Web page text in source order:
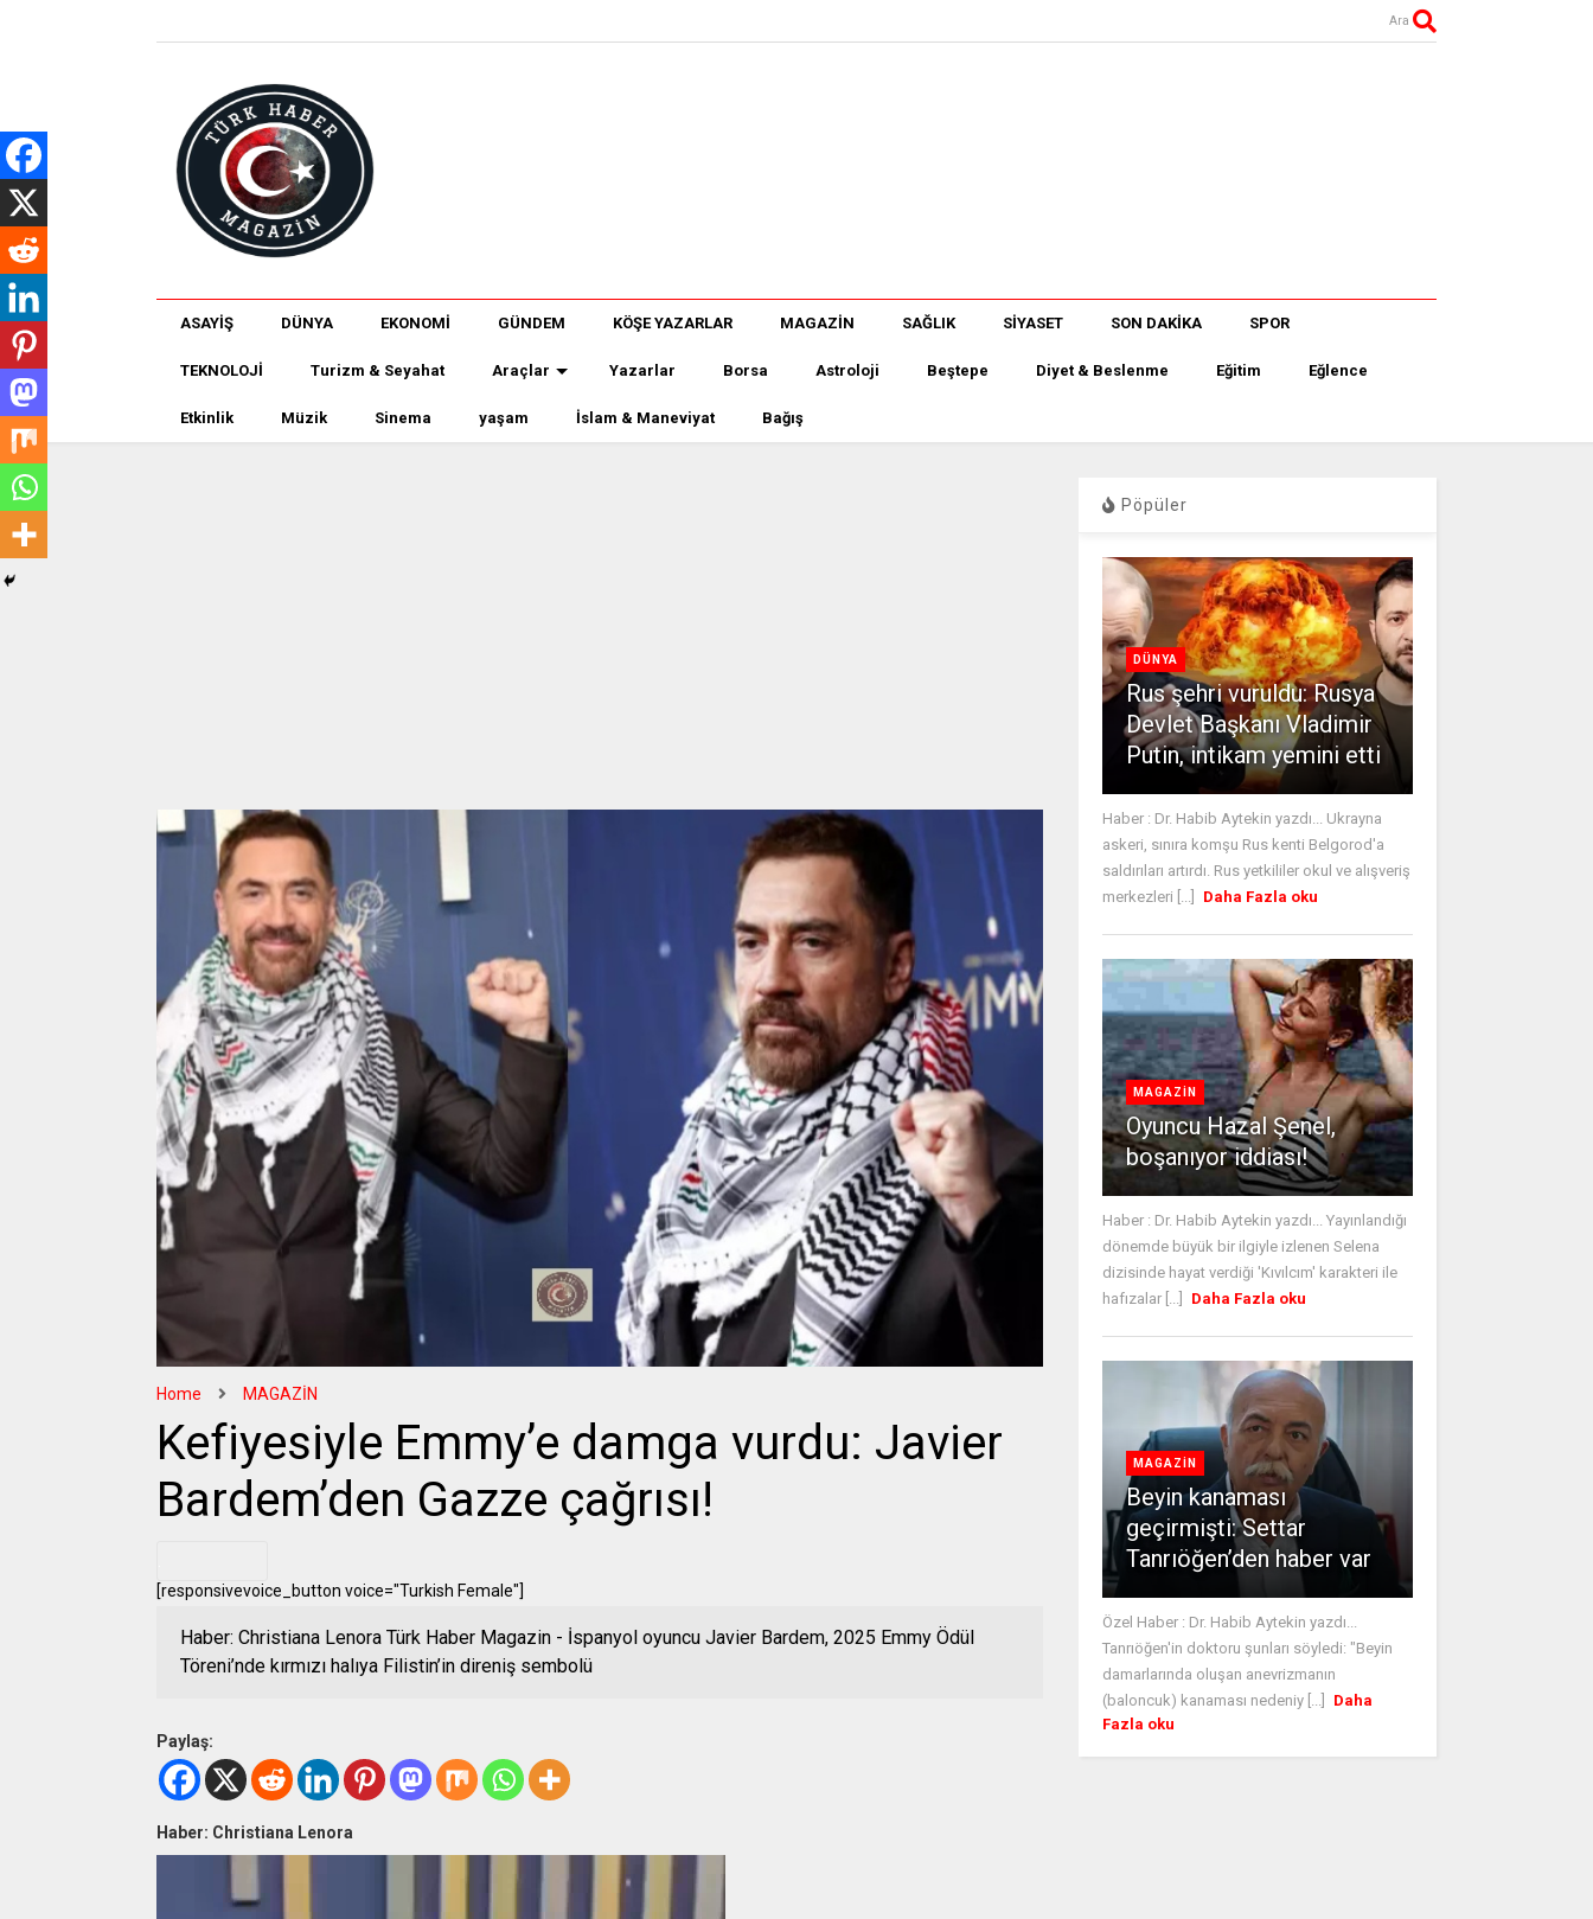
Ara
ASAYİŞ DÜNYA EKONOMİ GÜNDEM KÖŞE YAZARLAR MAGAZİN SAĞLIK SİYASET SON DAKİKA SPOR
TEKNOLOJİ Turizm & Seyahat Araçlar Yazarlar Borsa Astroloji Beştepe Diyet & Beslenme Eğitim Eğlence
Etkinlik Müzik Sinema yaşam İslam & Maneviyat Bağış
Home MAGAZİN
Kefiyesiyle Emmy’e damga vurdu: Javier
Bardem’den Gazze çağrısı!
[responsivevoice_button voice="Turkish Female"]
Haber: Christiana Lenora Türk Haber Magazin - İspanyol oyuncu Javier Bardem, 2025 Emmy Ödül
Töreni’nde kırmızı halıya Filistin’in direniş sembolü
Paylaş:
Haber: Christiana Lenora
Pöpüler
DÜNYA
Rus şehri vuruldu: Rusya
Devlet Başkanı Vladimir
Putin, intikam yemini etti
Haber : Dr. Habib Aytekin yazdı... Ukrayna
askeri, sınıra komşu Rus kenti Belgorod'a
saldırıları artırdı. Rus yetkililer okul ve alışveriş
merkezleri [...]
Daha Fazla oku
MAGAZİN
Oyuncu Hazal Şenel,
boşanıyor iddiası!
Haber : Dr. Habib Aytekin yazdı... Yayınlandığı
dönemde büyük bir ilgiyle izlenen Selena
dizisinde hayat verdiği 'Kıvılcım' karakteri ile
hafızalar [...]
Daha Fazla oku
MAGAZİN
Beyin kanaması
geçirmişti: Settar
Tanrıöğen’den haber var
Özel Haber : Dr. Habib Aytekin yazdı...
Tanrıöğen'in doktoru şunları söyledi: "Beyin
damarlarında oluşan anevrizmanın
(baloncuk) kanaması nedeniy [...]
Daha
Fazla oku